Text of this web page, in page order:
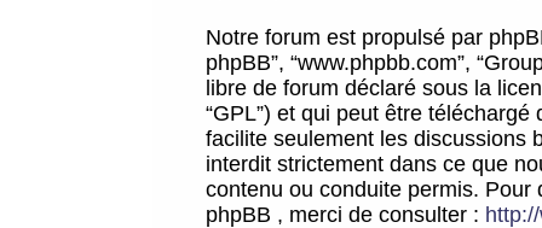
Notre forum est propulsé par
phpBB”, “www.phpbb.com”,
libre de forum déclaré sous la
“GPL”) et qui peut être téléchargé
facilite seulement les discussions
interdit strictement dans ce que
contenu ou conduite permis.
phpBB , merci de consulter :